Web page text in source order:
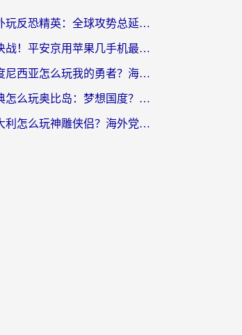
海外玩反恐精英：全球攻势总延迟？从瑞典玩神武4到外国玩黎明觉醒，选对加速器才是关键！
玩决战！平安京用苹果几手机最好？海外党必看的设备+加速器双攻略
印度尼西亚怎么玩我的勇者？海外党国服游戏加速避坑指南（附实况五行师解决方案）
瑞典怎么玩奥比岛：梦想国度？海外党亲测有效的国服游戏加速全攻略
意大利怎么玩神雕侠侣？海外党国服游戏加速终极指南（附欧洲玩王者王国保卫战4不卡技巧）